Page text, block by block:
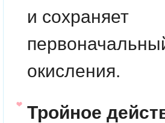
и сохраняет
окисления.
Тройное